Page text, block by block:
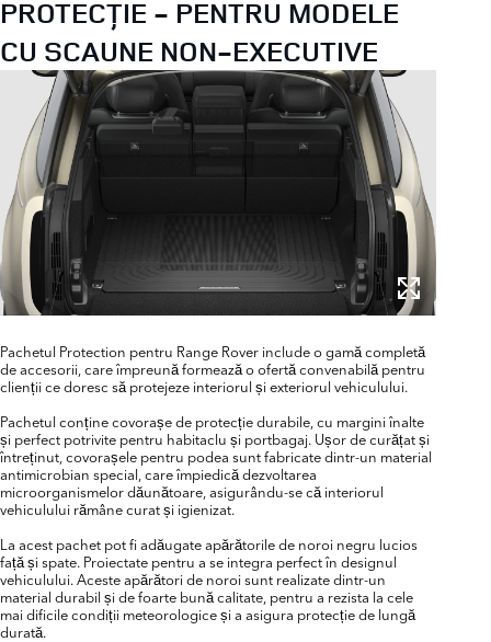
PROTECȚIE - PENTRU MODELE
CU SCAUNE NON-EXECUTIVE
Pachetul Protection pentru Range Rover include o gamă completă
de accesorii, care împreună formează o ofertă convenabilă pentru
clienții ce doresc să protejeze interiorul și exteriorul vehiculului.
Pachetul conține covorașe de protecție durabile, cu margini înalte
și perfect potrivite pentru habitaclu și portbagaj. Ușor de curățat și
întreținut, covorașele pentru podea sunt fabricate dintr-un material
antimicrobian special, care împiedică dezvoltarea
microorganismelor dăunătoare, asigurându-se că interiorul
vehiculului rămâne curat și igienizat.
La acest pachet pot fi adăugate apărătorile de noroi negru lucios
față și spate. Proiectate pentru a se integra perfect în designul
vehiculului. Aceste apărători de noroi sunt realizate dintr-un
material durabil și de foarte bună calitate, pentru a rezista la cele
mai dificile condiții meteorologice și a asigura protecție de lungă
durată.